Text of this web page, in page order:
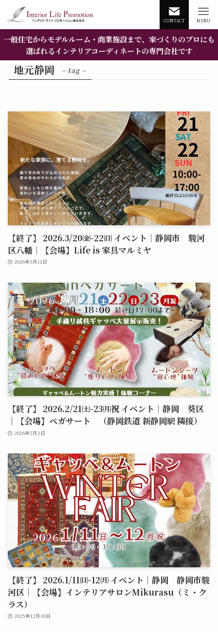
CONTACT MENU
一般住宅からモデルルーム・商業施設まで、家づくりのプロにも
選ばれるインテリアコーディネートの専門会社です
地元静岡 – tag –
【終了】 2026.3/20㈮-22㈰ イベント｜静岡市 駿河
区八幡｜【会場】Life is 家具マルミヤ
2026年3月11日
【終了】 2026.2/21㈯-23㈪祝 イベント｜静岡 葵区
｜【会場】ペガサート （静岡鉄道 新静岡駅 隣接）
2026年2月2日
【終了】 2026.1/11㈰-12㈪ イベント｜静岡 静岡市駿
河区｜【会場】インテリアサロンMikurasu（ミ・ク
ラス）
2025年12月30日